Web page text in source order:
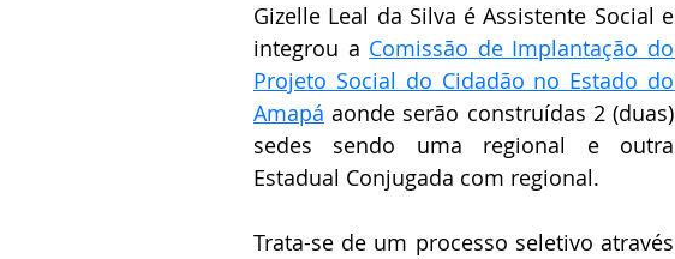
Gizelle Leal da Silva é Assistente Social e
integrou a Comissão de Implantação do
Projeto Social do Cidadão no Estado do
Amapá aonde serão construídas 2 (duas)
sedes sendo uma regional e outra
Estadual Conjugada com regional.
Trata-se de um processo seletivo através